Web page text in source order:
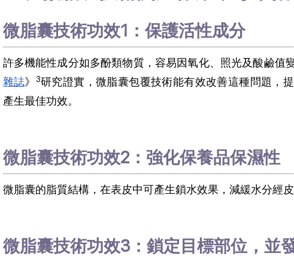
微脂囊技術功效1：保護活性成分
許多機能性成分如多酚類物質，容易因氧化、照光及酸鹼值
雜誌》 3研究證實，微脂囊包覆技術能有效改善這種問題，
產生最佳功效。
微脂囊技術功效2：強化保養品保濕性
微脂囊的脂質結構，在表皮中可產生鎖水效果，減緩水分經
微脂囊技術功效3：鎖定目標部位，並